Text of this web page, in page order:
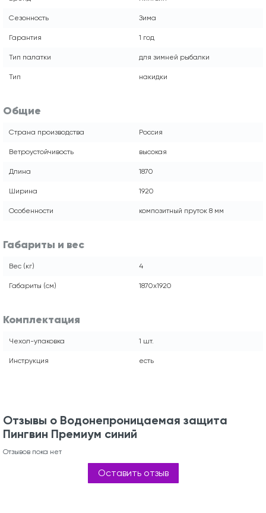
Сезонность Зима
Гарантия 1 год
Тип палатки для зимней рыбалки
Тип накидки
Общие
Страна производства Россия
Ветроустойчивость высокая
Длина 1870
Ширина 1920
Особенности композитный пруток 8 мм
Габариты и вес
Вес (кг) 4
Габариты (см) 1870х1920
Комплектация
Чехол-упаковка 1 шт.
Инструкция есть
Отзывы о Водонепроницаемая защита
Пингвин Премиум синий
Отзывов пока нет
Оставить отзыв